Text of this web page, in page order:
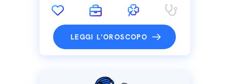
LEGGI L'OROSCOPO